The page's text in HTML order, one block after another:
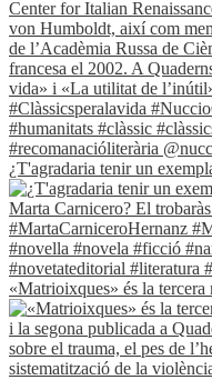
¿T'agradaria tenir un
«Matrioixques» és la